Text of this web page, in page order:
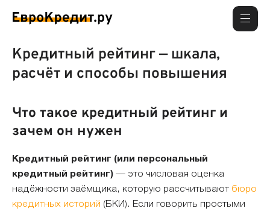
Кредитный рейтинг — шкала,
расчёт и способы повышения
Что такое кредитный рейтинг и
зачем он нужен
Кредитный рейтинг (или персональный
кредитный рейтинг) — это числовая оценка
надёжности заёмщика, которую рассчитывают бюро
кредитных историй (БКИ). Если говорить простыми